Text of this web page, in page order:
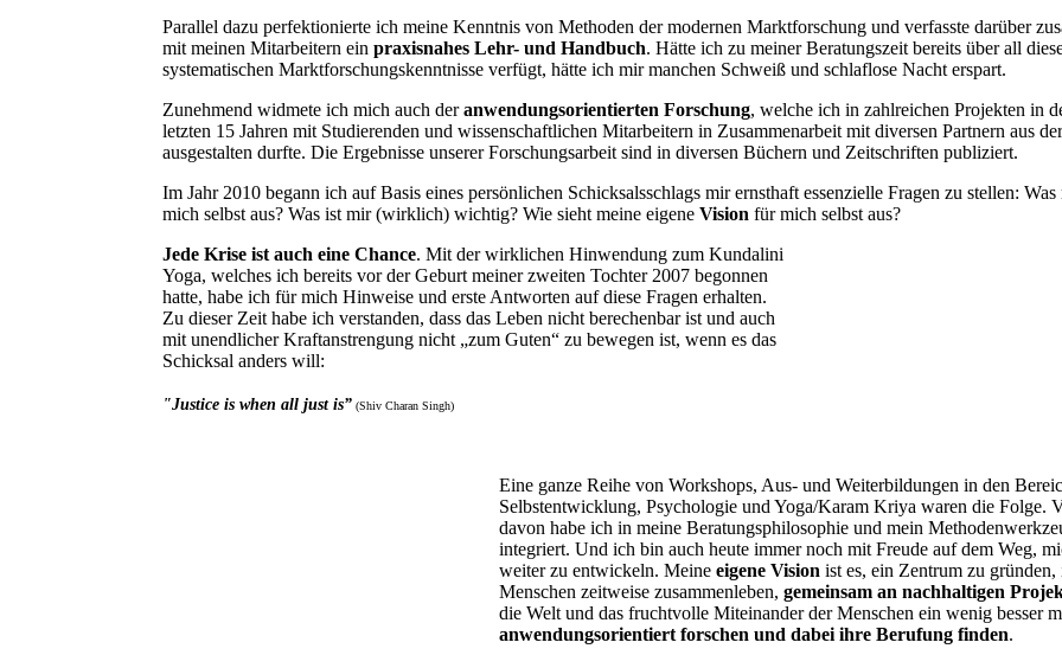
Parallel dazu perfektionierte ich meine Kenntnis von Methoden der modernen Marktforschung und verfasste darüber
mit meinen Mitarbeitern ein praxisnahes Lehr- und Handbuch. Hätte ich zu meiner Beratungszeit bereits über all
systematischen Marktforschungskenntnisse verfügt, hätte ich mir manchen Schweiß und schlaflose Nacht erspart.
Zunehmend widmete ich mich auch deranwendungsorientierten Forschung, welche ich in zahlreichen Projekten in
letzten 15 Jahren mit Studierenden und wissenschaftlichen Mitarbeitern in Zusammenarbeit mit diversen Partnern aus
ausgestalten durfte. Die Ergebnisse unserer Forschungsarbeit sind in diversen Büchern und Zeitschriften publiziert.
Im Jahr 2010 begann ich auf Basis eines persönlichen Schicksalsschlags mir ernsthaft essenzielle Fragen zu stellen: Was
mich selbst aus? Was ist mir (wirklich) wichtig? Wie sieht meine eigene Vision für mich selbst aus?
Jede Krise ist auch eine Chance. Mit der wirklichen Hinwendung zum Kundalini
Yoga, welches ich bereits vor der Geburt meiner zweiten Tochter 2007 begonnen
hatte, habe ich für mich Hinweise und erste Antworten auf diese Fragen erhalten.
Zu dieser Zeit habe ich verstanden, dass das Leben nicht berechenbarist und auch
mit unendlicher Kraftanstrengung nicht „zum Guten“ zu bewegen ist, wenn es das
Schicksal anders will:
"Justice is when all just is” (Shiv Charan Singh)
Eine ganze Reihe von Workshops, Aus- und Weiterbildungen in den
Selbstentwicklung, Psychologie und Yoga/Karam Kriya waren die Folge.
davon habe ich in meine Beratungsphilosophie und mein
integriert. Und ich bin auch heute immer noch mit Freude auf dem Weg,
weiter zu entwickeln. Meine eigene Vision ist es, ein Zentrum zu gründen,
Menschen zeitweise zusammenleben, gemeinsam an nachhaltigen
die Welt und das fruchtvolle Miteinander der Menschen ein wenig besser
anwendungsorientiert forschen und dabei ihre Berufung finden.